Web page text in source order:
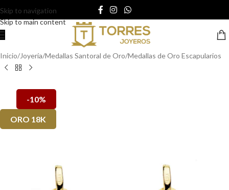
Skip to navigation
Skip to main content
Inicio/Joyería/Medallas Santoral de Oro/Medallas de Oro Escapularios
-10%
ORO 18K